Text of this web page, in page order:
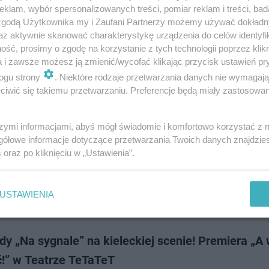
instytucja uruchamia obwoźny teatrzyk lalkowy, który przywraca
występów w szk…
życie pomników przyrody w Kielcach: Ogród
osiedla przechodzą zieloną i kulturalną metamorfozę. O tym, jak
się centrum edukacji ekologicznej oraz o ambitnych planach
„Na sygnale” na kieleckiej scenie! Premiera „A
w Teatrze TeTaTeT
wybór spersonalizowanych treści, pomiar reklam i treści,
Użytkownika my i Zaufani Partnerzy możemy używać
aktywnie skanować charakterystykę urządzenia do celów
prosimy o zgodę na korzystanie z tych technologii poprzez
i zawsze możesz ją zmienić/wycofać klikając przycisk ustawień
strony
. Niektóre rodzaje przetwarzania danych nie
się takiemu przetwarzaniu. Preferencje będą miały
informacjami, abyś mógł świadomie i komfortowo korzystać z
informacje dotyczące przetwarzania Twoich danych
oraz po kliknięciu w „Ustawienia”.
USTAWIENIA